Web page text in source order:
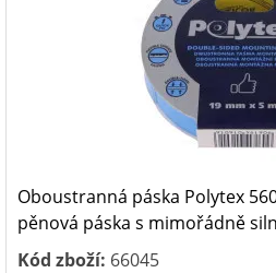
Oboustranná páska Polytex
pěnová páska s mimořádně
Kód zboží: 66045